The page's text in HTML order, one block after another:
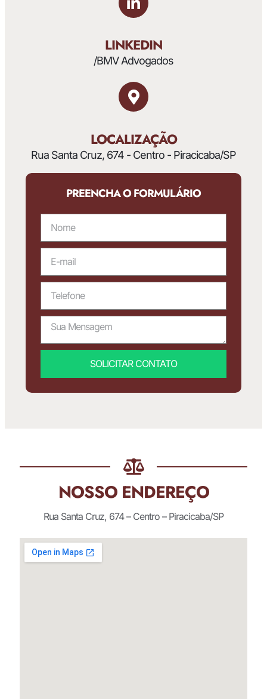
LINKEDIN
/BMV Advogados
LOCALIZAÇÃO
Rua Santa Cruz, 674 - Centro - Piracicaba/SP
PREENCHA O FORMULÁRIO
SOLICITAR CONTATO
NOSSO ENDEREÇO
Rua Santa Cruz, 674 – Centro – Piracicaba/SP